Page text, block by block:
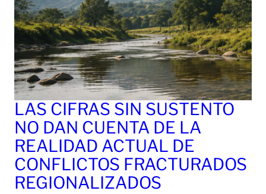
LAS CIFRAS SIN SUSTENTO
NO DAN CUENTA DE LA
REALIDAD ACTUAL DE
CONFLICTOS FRACTURADOS
REGIONALIZADOS